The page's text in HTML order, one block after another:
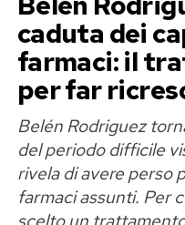
caduta dei
farmaci: il
per far
Belén Rodriguez
del periodo difficile
rivela di avere perso
farmaci assunti. Per